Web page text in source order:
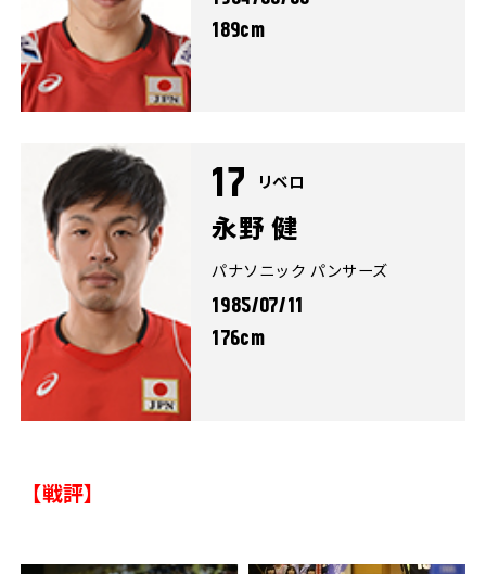
189cm
17 リベロ
永野 健
パナソニック パンサーズ
1985/07/11
176cm
【戦評】